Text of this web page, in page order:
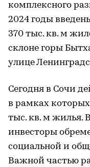
комплексного
2024 годы
370 тыс. кв. м
склоне горы
улице
Сегодня в Сочи
в рамках которых
тыс. кв. м жилья.
инвесторы
социальной и
Важной частью